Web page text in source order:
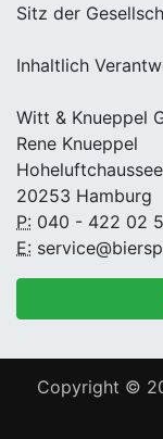
Sitz der
Inhaltlich
Witt & Knueppel
Rene Knueppel
Hoheluftchaussee
20253 Hamburg
P: 040 - 422 02
E:
Copyright ©